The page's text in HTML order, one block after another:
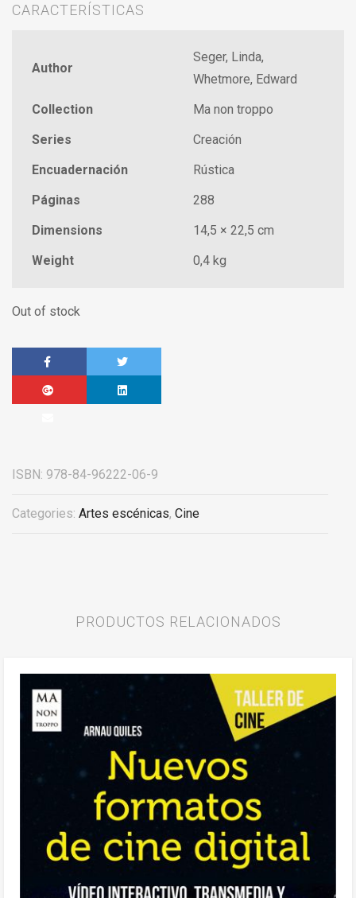
CARACTERÍSTICAS
Author
Seger, Linda,
Whetmore, Edward
Collection
Ma non troppo
Series
Creación
Encuadernación
Rústica
Páginas
288
Dimensions
14,5 × 22,5 cm
Weight
0,4 kg
Out of stock
ISBN: 978-84-96222-06-9
Categories: Artes escénicas, Cine
PRODUCTOS RELACIONADOS